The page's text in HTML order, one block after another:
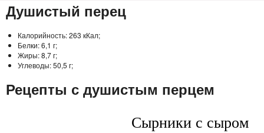
Душистый перец
Калорийность:263 кКал;
Белки:6,1 г;
Жиры:8,7 г;
Углеводы:50,5 г;
Рецепты с душистым перцем
Сырники с сыром